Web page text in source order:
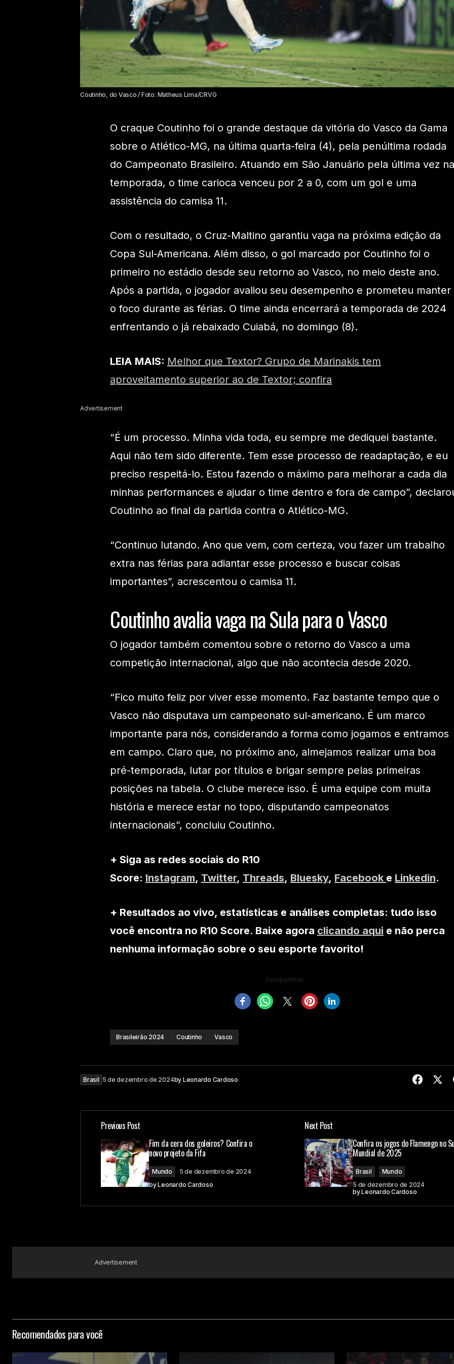
Coutinho, do Vasco / Foto: Matheus Lima/CRVG
O craque Coutinho foi o grande destaque da vitória do Vasco da Gama
sobre o Atlético-MG, na última quarta-feira (4), pela penúltima rodada
do Campeonato Brasileiro. Atuando em São Januário pela última vez na
temporada, o time carioca venceu por 2 a 0, com um gol e uma
assistência do camisa 11.
Com o resultado, o Cruz-Maltino garantiu vaga na próxima edição da
Copa Sul-Americana. Além disso, o gol marcado por Coutinho foi o
primeiro no estádio desde seu retorno ao Vasco, no meio deste ano.
Após a partida, o jogador avaliou seu desempenho e prometeu manter
o foco durante as férias. O time ainda encerrará a temporada de 2024
enfrentando o já rebaixado Cuiabá, no domingo (8).
LEIA MAIS: Melhor que Textor? Grupo de Marinakis tem
aproveitamento superior ao de Textor; confira
Advertisement
“É um processo. Minha vida toda, eu sempre me dediquei bastante.
Aqui não tem sido diferente. Tem esse processo de readaptação, e eu
preciso respeitá-lo. Estou fazendo o máximo para melhorar a cada dia
minhas performances e ajudar o time dentro e fora de campo”,
Coutinho ao final da partida contra o Atlético-MG.
“Continuo lutando. Ano que vem, com certeza, vou fazer um trabalho
extra nas férias para adiantar esse processo e buscar coisas
importantes”, acrescentou o camisa 11.
Coutinho avalia vaga na Sula para o Vasco
O jogador também comentou sobre o retorno do Vasco a uma
competição internacional, algo que não acontecia desde 2020.
“Fico muito feliz por viver esse momento. Faz bastante tempo que o
Vasco não disputava um campeonato sul-americano. É um marco
importante para nós, considerando a forma como jogamos e entramos
em campo. Claro que, no próximo ano, almejamos realizar uma boa
pré-temporada, lutar por títulos e brigar sempre pelas primeiras
posições na tabela. O clube merece isso. É uma equipe com muita
história e merece estar no topo, disputando campeonatos
internacionais”, concluiu Coutinho.
+ Siga as redes sociais do R10
Score: Instagram, Twitter, Threads, Bluesky, Facebook e Linkedin.
+ Resultados ao vivo, estatísticas e análises completas: tudo isso
você encontra no R10 Score. Baixe agora clicando aqui e não perca
nenhuma informação sobre o seu esporte favorito!
Compartilhe!
Brasileirão 2024 Coutinho Vasco
Brasil 5 de dezembro de 2024by Leonardo Cardoso
Previous Post
Fim da cera dos goleiros? Confira o
novo projeto da Fifa
Mundo
5 de dezembro de 2024
byLeonardo Cardoso
Next Post
Confira os jogos do Flamengo no
Mundial de 2025
Brasil
Mundo
5 de dezembro de 2024
byLeonardo Cardoso
Advertisement
Recomendados para você